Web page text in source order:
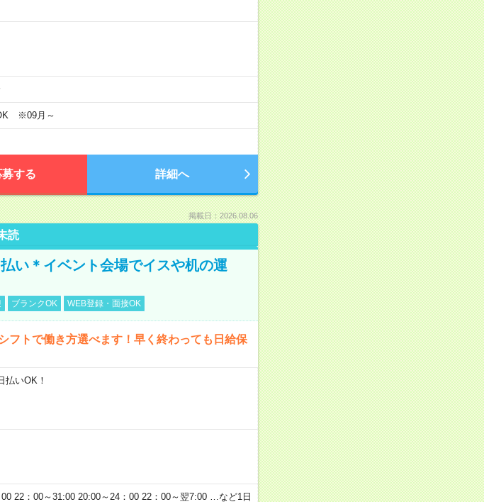
※09月～
募する 詳細へ
掲載日：2026.08.06
読
い＊イベント会場でイスや机の運
ブランクOK WEB登録・面接OK
フトで働き方選べます！早く終わっても日給保
いOK！
22：00～31:00 20:00～24：00 22：00～翌7:00 …など1日